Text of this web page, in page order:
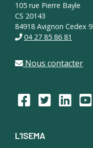
105 rue Pierre Bayle
CS 20143
84918 Avignon Cedex 9
04 27 85 86 81
Nous contacter
L’ISEMA